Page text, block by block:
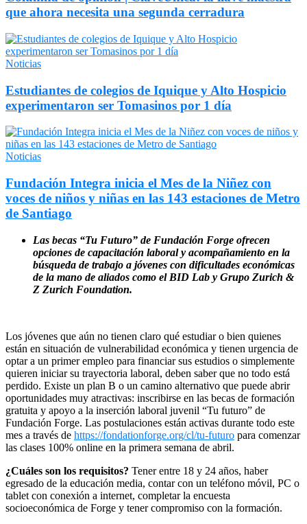
que ahora necesita una segunda cerradura
Noticias
Estudiantes de colegios de Iquique y Alto Hospicio
experimentaron ser Tomasinos por 1 día
Noticias
Fundación Integra inicia el Mes de la Niñez con
voces de niños y niñas en las 143 estaciones de Metro
de Santiago
Las becas “Tu Futuro” de Fundación Forge ofrecen
opciones de capacitación laboral y acompañamiento en la
búsqueda de trabajo a jóvenes con dificultades económicas
de la mano de aliados como el BID Lab y Grupo Zurich &
Z Zurich Foundation.
Los jóvenes que aún no tienen claro qué estudiar o bien quienes
están en situación de vulnerabilidad económica y tienen urgencia de
optar a un primer empleo para financiar sus estudios o simplemente
quieren iniciar su trayectoria laboral, deben saber que no todo está
perdido. Existe un plan B o un camino alternativo que puede abrir
oportunidades muy atractivas: inscribirse en las becas de formación
gratuita y apoyo a la inserción laboral juvenil “Tu futuro” de
Fundación Forge. Las postulaciones están activas durante todo este
mes a través de https://fondationforge.org/cl/tu-futuro para comenzar
las clases 100% online en la primera semana de abril.
¿Cuáles son los requisitos? Tener entre 18 y 24 años, haber
egresado de la educación media, contar con un teléfono móvil, PC o
tablet con conexión a internet, completar la encuesta
socioeconómica de Forge y tener compromiso con la formación.